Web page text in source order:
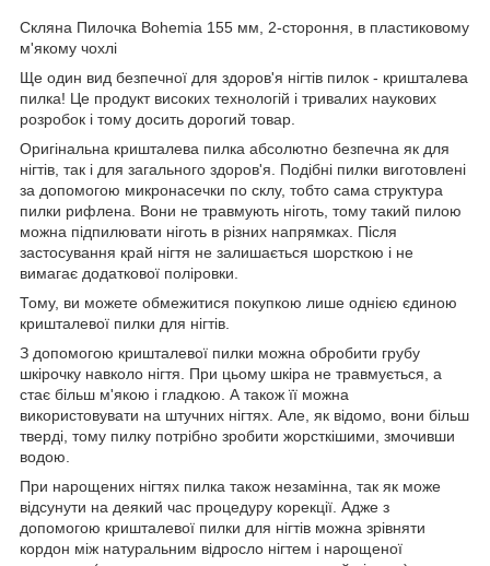
Скляна Пилочка Bohemia 155 мм, 2-стороння, в пластиковому
м'якому чохлі
Ще один вид безпечної для здоров'я нігтів пилок - кришталева
пилка! Це продукт високих технологій і тривалих наукових
розробок і тому досить дорогий товар.
Оригінальна кришталева пилка абсолютно безпечна як для
нігтів, так і для загального здоров'я. Подібні пилки виготовлені
за допомогою микронасечки по склу, тобто сама структура
пилки рифлена. Вони не травмують ніготь, тому такий пилою
можна підпилювати ніготь в різних напрямках. Після
застосування край нігтя не залишається шорсткою і не
вимагає додаткової поліровки.
Тому, ви можете обмежитися покупкою лише однією єдиною
кришталевої пилки для нігтів.
З допомогою кришталевої пилки можна обробити грубу
шкірочку навколо нігтя. При цьому шкіра не травмується, а
стає більш м'якою і гладкою. А також її можна
використовувати на штучних нігтях. Але, як відомо, вони більш
тверді, тому пилку потрібно зробити жорсткішими, змочивши
водою.
При нарощених нігтях пилка також незамінна, так як може
відсунути на деякий час процедуру корекції. Адже з
допомогою кришталевої пилки для нігтів можна зрівняти
кордон між натуральним відросло нігтем і нарощеної